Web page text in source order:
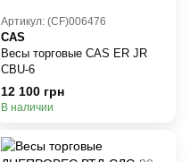
Артикул: (CF)006476
CAS
Весы торговые CAS ER JR
CBU-6
12 100 грн
В наличии